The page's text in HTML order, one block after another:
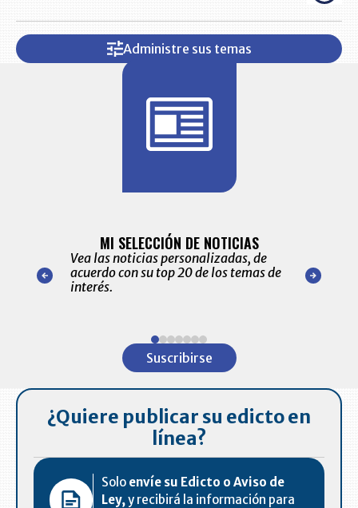
Administre sus temas
nuestro
para
MI SELECCIÓN DE NOTICIAS
Vea las noticias personalizadas, de
acuerdo con su top 20 de los temas de
interés.
de las
Suscribirse
¿Quiere publicar su edicto en
línea?
Solo envíe su Edicto o Aviso de
Ley,y recibirá la información para